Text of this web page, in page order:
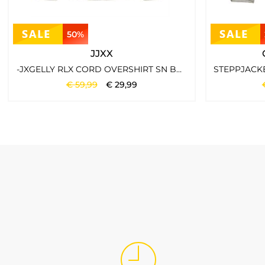
Die Marke wirkt modern und lässig, bleibt aber gut tragbar.
Für Damen und Herren
50%
JJXX
-JXGELLY RLX CORD OVERSHIRT SN BONE WHITE
€59,99 € 29,99